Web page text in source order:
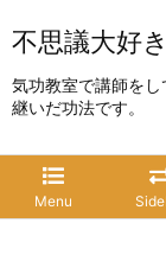
不思議大好
気功教室で講師を
継いだ功法です。
Menu